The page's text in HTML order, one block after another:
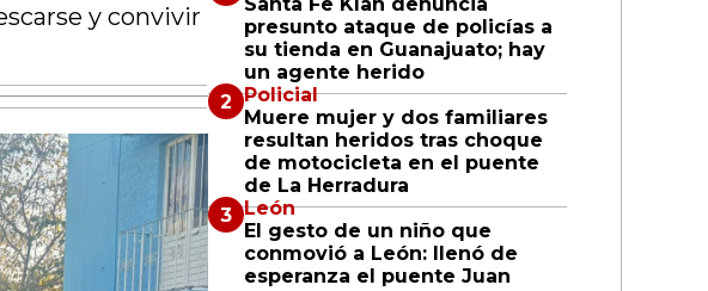
y convivir
presunto ataque de policías a
su tienda en Guanajuato; hay
un agente herido
Policial
Muere mujer y dos familiares
resultan heridos tras choque
de motocicleta en el puente
de La Herradura
León
El gesto de un niño que
conmovió a León: llenó de
esperanza el puente Juan